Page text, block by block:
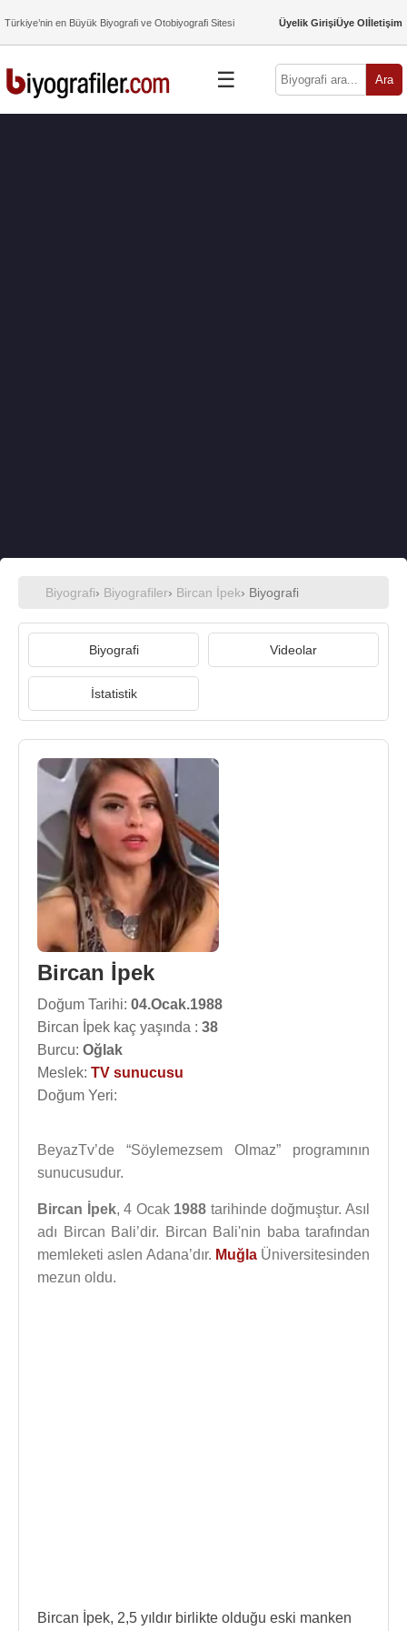
Türkiye’nin en Büyük Biyografi ve Otobiyografi Sitesi Üyelik GirişiÜye Olİletişim
☰ Ara
Biyografi› Biyografiler› Bircan İpek› Biyografi
Biyografi Videolar
İstatistik
Bircan İpek
Doğum Tarihi: 04.Ocak.1988
Bircan İpek kaç yaşında : 38
Burcu: Oğlak
Meslek: TV sunucusu
Doğum Yeri:
BeyazTv’de “Söylemezsem Olmaz” programının
sunucusudur.
Bircan İpek, 4 Ocak 1988 tarihinde doğmuştur. Asıl
adı Bircan Bali’dir. Bircan Bali'nin baba tarafından
memleketi aslen Adana’dır. MuğlaÜniversitesinden
mezun oldu.
Bircan İpek, 2,5 yıldır birlikte olduğu eski manken